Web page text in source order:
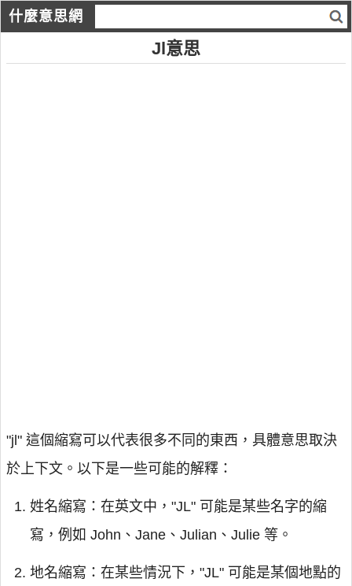
什麼意思網
Jl意思
"jl" 這個縮寫可以代表很多不同的東西，具體意思取決
於上下文。以下是一些可能的解釋：
姓名縮寫：在英文中，"JL" 可能是某些名字的縮
寫，例如 John、Jane、Julian、Julie 等。
地名縮寫：在某些情況下，"JL" 可能是某個地點的